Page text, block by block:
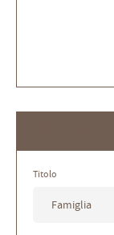
Titolo
Famiglia